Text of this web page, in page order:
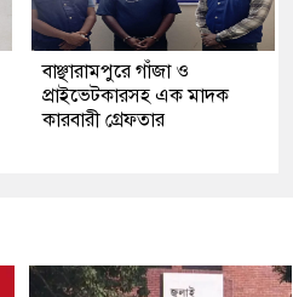
বাঞ্ছারামপুরে গাঁজা ও
প্রাইভেটকারসহ এক মাদক
কারবারী গ্রেফতার